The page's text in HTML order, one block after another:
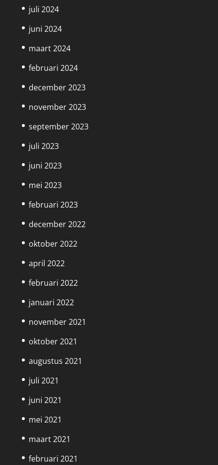
juli 2024
juni 2024
maart 2024
februari 2024
december 2023
november 2023
september 2023
juli 2023
juni 2023
mei 2023
februari 2023
december 2022
oktober 2022
april 2022
februari 2022
januari 2022
november 2021
oktober 2021
augustus 2021
juli 2021
juni 2021
mei 2021
maart 2021
februari 2021